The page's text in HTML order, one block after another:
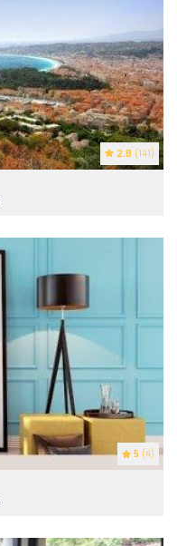
2.8 (141)
5 (4)